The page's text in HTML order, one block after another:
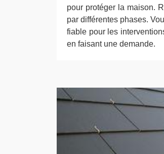
pour protéger la maison.
par différentes phases.
fiable pour les
en faisant une demande.